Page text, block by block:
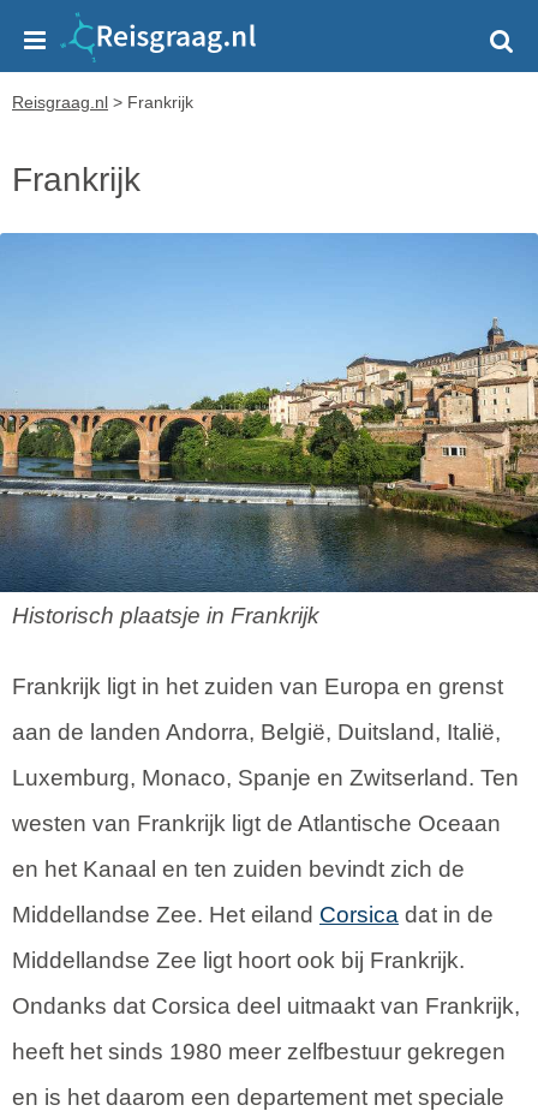
Reisgraag.nl > Frankrijk
Frankrijk
Historisch plaatsje in Frankrijk
Frankrijk ligt in het zuiden van Europa en grenst
aan de landen Andorra, België, Duitsland, Italië,
Luxemburg, Monaco, Spanje en Zwitserland. Ten
westen van Frankrijk ligt de Atlantische Oceaan
en het Kanaal en ten zuiden bevindt zich de
Middellandse Zee. Het eiland Corsica dat in de
Middellandse Zee ligt hoort ook bij Frankrijk.
Ondanks dat Corsica deel uitmaakt van Frankrijk,
heeft het sinds 1980 meer zelfbestuur gekregen
en is het daarom een departement met speciale